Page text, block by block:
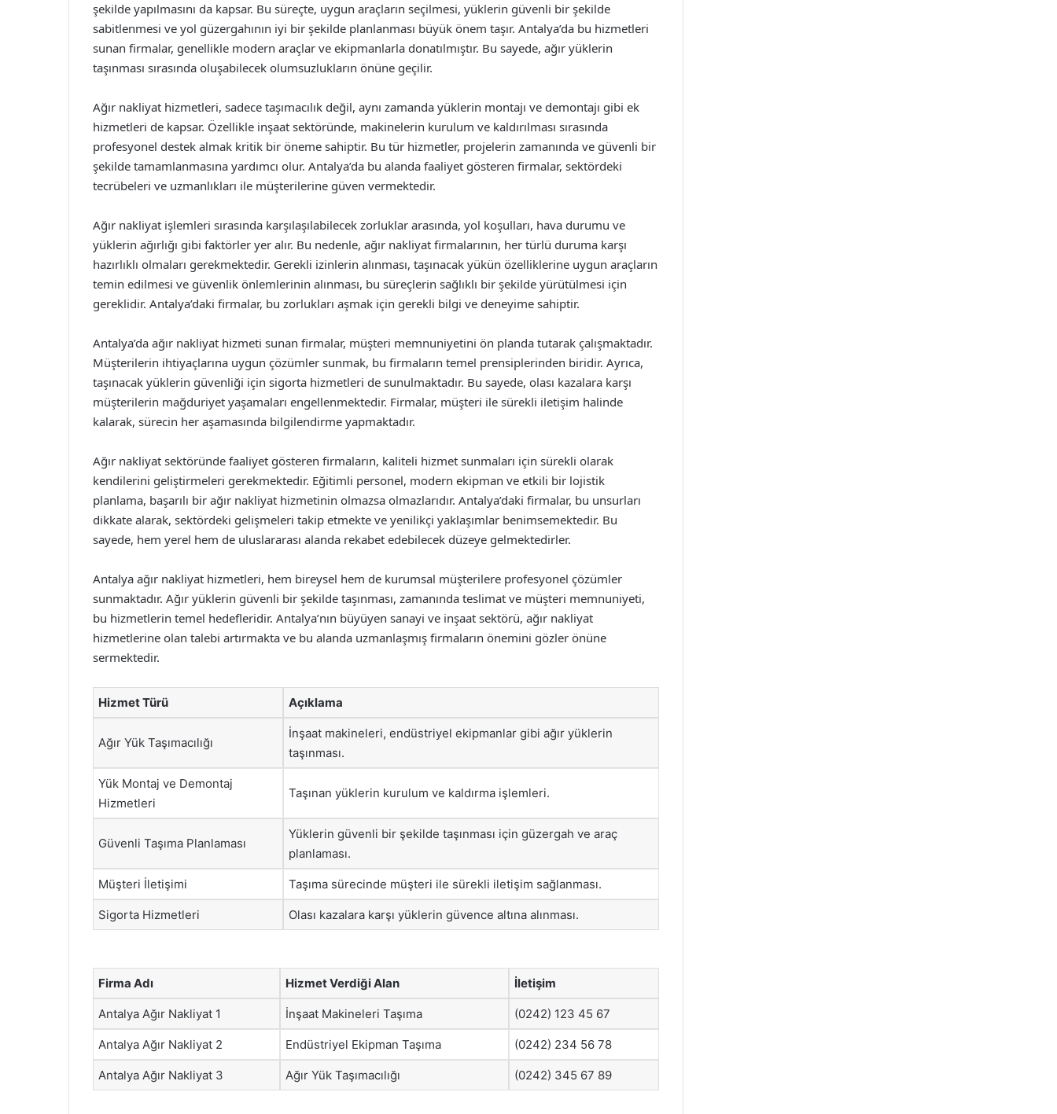
şekilde yapılmasını da kapsar. Bu süreçte, uygun araçların seçilmesi, yüklerin güvenli bir şekilde
sabitlenmesi ve yol güzergahının iyi bir şekilde planlanması büyük önem taşır. Antalya’da bu hizmetleri
sunan firmalar, genellikle modern araçlar ve ekipmanlarla donatılmıştır. Bu sayede, ağır yüklerin
taşınması sırasında oluşabilecek olumsuzlukların önüne geçilir.
Ağır nakliyat hizmetleri, sadece taşımacılık değil, aynı zamanda yüklerin montajı ve demontajı gibi ek
hizmetleri de kapsar. Özellikle inşaat sektöründe, makinelerin kurulum ve kaldırılması sırasında
profesyonel destek almak kritik bir öneme sahiptir. Bu tür hizmetler, projelerin zamanında ve güvenli bir
şekilde tamamlanmasına yardımcı olur. Antalya’da bu alanda faaliyet gösteren firmalar, sektördeki
tecrübeleri ve uzmanlıkları ile müşterilerine güven vermektedir.
Ağır nakliyat işlemleri sırasında karşılaşılabilecek zorluklar arasında, yol koşulları, hava durumu ve
yüklerin ağırlığı gibi faktörler yer alır. Bu nedenle, ağır nakliyat firmalarının, her türlü duruma karşı
hazırlıklı olmaları gerekmektedir. Gerekli izinlerin alınması, taşınacak yükün özelliklerine uygun araçların
temin edilmesi ve güvenlik önlemlerinin alınması, bu süreçlerin sağlıklı bir şekilde yürütülmesi için
gereklidir. Antalya’daki firmalar, bu zorlukları aşmak için gerekli bilgi ve deneyime sahiptir.
Antalya’da ağır nakliyat hizmeti sunan firmalar, müşteri memnuniyetini ön planda tutarak çalışmaktadır.
Müşterilerin ihtiyaçlarına uygun çözümler sunmak, bu firmaların temel prensiplerinden biridir. Ayrıca,
taşınacak yüklerin güvenliği için sigorta hizmetleri de sunulmaktadır. Bu sayede, olası kazalara karşı
müşterilerin mağduriyet yaşamaları engellenmektedir. Firmalar, müşteri ile sürekli iletişim halinde
kalarak, sürecin her aşamasında bilgilendirme yapmaktadır.
Ağır nakliyat sektöründe faaliyet gösteren firmaların, kaliteli hizmet sunmaları için sürekli olarak
kendilerini geliştirmeleri gerekmektedir. Eğitimli personel, modern ekipman ve etkili bir lojistik
planlama, başarılı bir ağır nakliyat hizmetinin olmazsa olmazlarıdır. Antalya’daki firmalar, bu unsurları
dikkate alarak, sektördeki gelişmeleri takip etmekte ve yenilikçi yaklaşımlar benimsemektedir. Bu
sayede, hem yerel hem de uluslararası alanda rekabet edebilecek düzeye gelmektedirler.
Antalya ağır nakliyat hizmetleri, hem bireysel hem de kurumsal müşterilere profesyonel çözümler
sunmaktadır. Ağır yüklerin güvenli bir şekilde taşınması, zamanında teslimat ve müşteri memnuniyeti,
bu hizmetlerin temel hedefleridir. Antalya’nın büyüyen sanayi ve inşaat sektörü, ağır nakliyat
hizmetlerine olan talebi artırmakta ve bu alanda uzmanlaşmış firmaların önemini gözler önüne
sermektedir.
Hizmet Türü Açıklama
Ağır Yük Taşımacılığı
İnşaat makineleri, endüstriyel ekipmanlar gibi ağır yüklerin
taşınması.
Yük Montaj ve Demontaj
Hizmetleri
Taşınan yüklerin kurulum ve kaldırma işlemleri.
Güvenli Taşıma Planlaması
Yüklerin güvenli bir şekilde taşınması için güzergah ve araç
planlaması.
Müşteri İletişimi Taşıma sürecinde müşteri ile sürekli iletişim sağlanması.
Sigorta Hizmetleri Olası kazalara karşı yüklerin güvence altına alınması.
Firma Adı Hizmet Verdiği Alan İletişim
Antalya Ağır Nakliyat 1 İnşaat Makineleri Taşıma (0242) 123 45 67
Antalya Ağır Nakliyat 2 Endüstriyel Ekipman Taşıma (0242) 234 56 78
Antalya Ağır Nakliyat 3 Ağır Yük Taşımacılığı (0242) 345 67 89